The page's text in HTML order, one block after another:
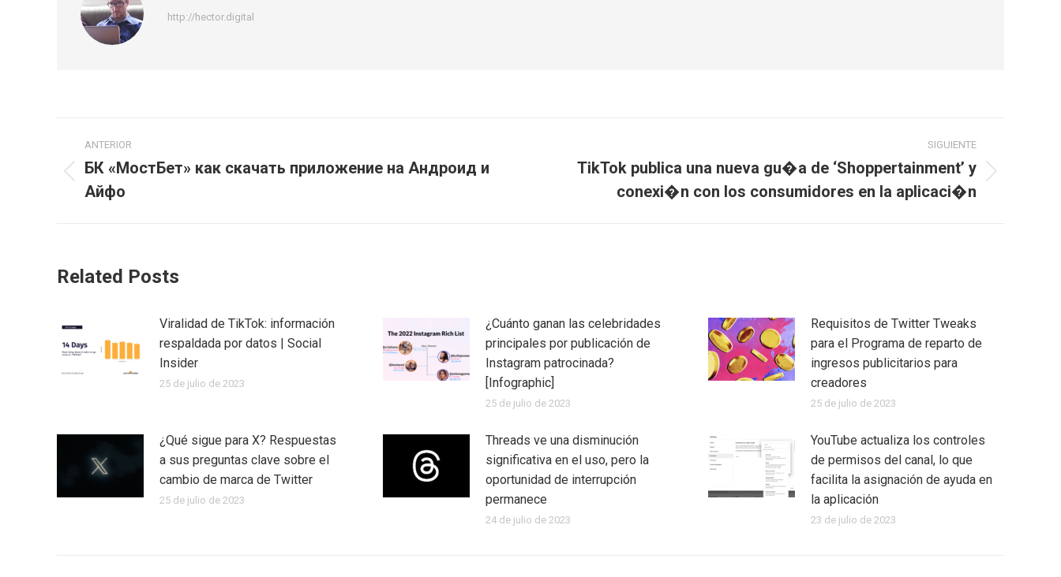
http://hector.digital
Navegación
entre
publicaciones
ANTERIOR
anterior:
БК «МостБет» как скачать приложение на Андроид и
Айфо
SIGUIENTE
TikTok publica una nueva gu�a de ‘Shoppertainment’ y
conexi�n con los consumidores en la aplicaci�n
Related Posts
Viralidad de TikTok: información
respaldada por datos | Social
Insider
25 de julio de 2023
¿Cuánto ganan las celebridades
principales por publicación de
Instagram patrocinada?
[Infographic]
25 de julio de 2023
Requisitos de Twitter Tweaks
para el Programa de reparto de
ingresos publicitarios para
creadores
25 de julio de 2023
¿Qué sigue para X? Respuestas
a sus preguntas clave sobre el
cambio de marca de Twitter
25 de julio de 2023
Threads ve una disminución
significativa en el uso, pero la
oportunidad de interrupción
permanece
24 de julio de 2023
YouTube actualiza los controles
de permisos del canal, lo que
facilita la asignación de ayuda en
la aplicación
23 de julio de 2023